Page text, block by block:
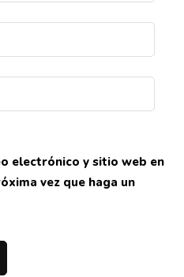
electrónico y sitio web en
vez que haga un